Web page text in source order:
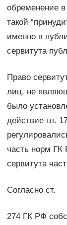
обременение
такой
именно в
сервитута
Право
лиц, не
было
действие гл.
часть норм ГК
сервитута
Согласно ст.
274 ГК РФ